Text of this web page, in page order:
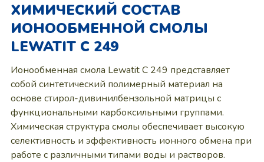
ХИМИЧЕСКИЙ СОСТАВ
ИОНООБМЕННОЙ СМОЛЫ
LEWATIT C 249
Ионообменная смола Lewatit C 249 представляет
собой синтетический полимерный материал на
основе стирол-дивинилбензольной матрицы с
функциональными карбоксильными группами.
Химическая структура смолы обеспечивает высокую
селективность и эффективность ионного обмена при
работе с различными типами воды и растворов.